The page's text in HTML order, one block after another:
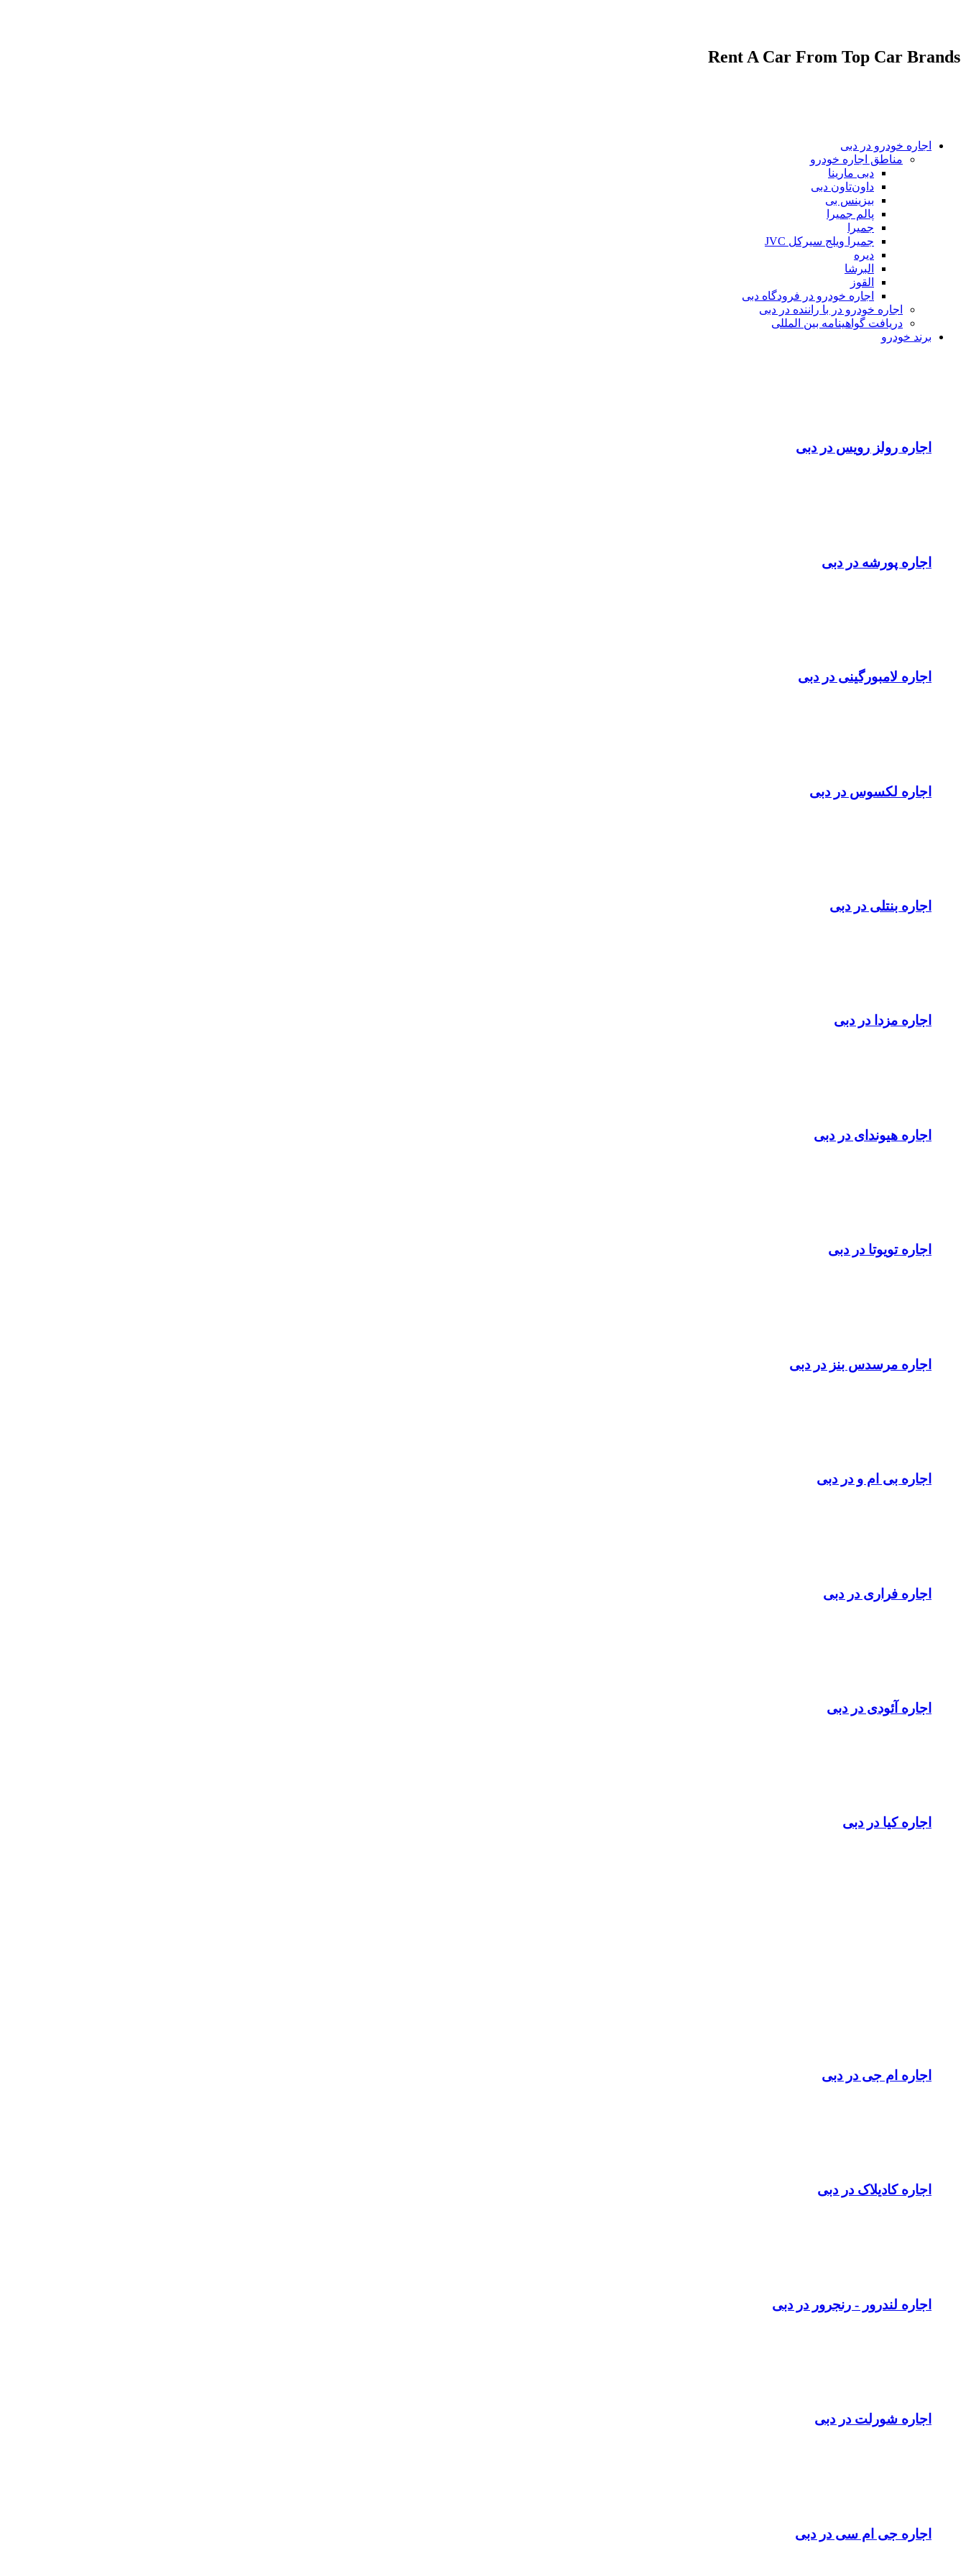
Rent A Car From Top Car Brands
اجاره خودرو در دبی
مناطق اجاره خودرو
دبی مارینا
داون‌تاون دبی
بیزینس بی
پالم جمیرا
جمیرا
جمیرا ویلج سیرکل JVC
دیره
البرشا
القوز
اجاره خودرو در فرودگاه دبی
اجاره خودرو در با راننده در دبی
دریافت گواهینامه بین المللی
برند خودرو
اجاره رولز رویس در دبی
اجاره پورشه در دبی
اجاره لامبورگینی در دبی
اجاره لکسوس در دبی
اجاره بنتلی در دبی
اجاره مزدا در دبی
اجاره هیوندای در دبی
اجاره تویوتا در دبی
اجاره مرسدس بنز در دبی
اجاره بی ام و در دبی
اجاره فراری در دبی
اجاره آئودی در دبی
اجاره کیا در دبی
اجاره ام جی در دبی
اجاره کادیلاک در دبی
اجاره لندرور - رنجرور در دبی
اجاره شورلت در دبی
اجاره جی ام سی در دبی